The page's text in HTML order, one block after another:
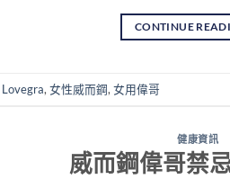
CONTINUE
Lovegra, 女性威而鋼, 女用偉哥
健康資訊
威而鋼偉哥禁